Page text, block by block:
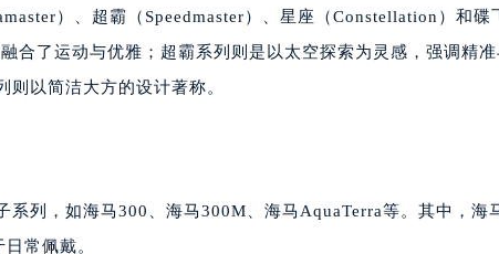
）、超霸（Speedmaster）、星座（Constellation）和碟
合了运动与优雅；超霸系列则是以太空探索为灵感，强调精
以简洁大方的设计著称。
列，如海马300、海马300M、海马AquaTerra等。其中，海
常佩戴。